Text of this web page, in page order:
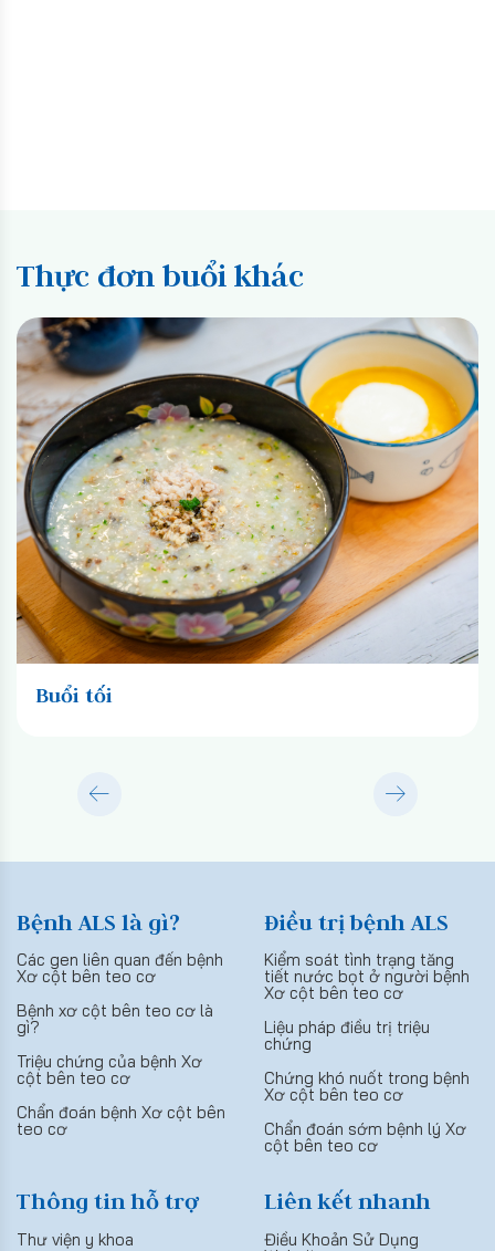
Thực đơn buổi khác
Buổi tối
Bệnh ALS là gì?
Các gen liên quan đến bệnh
Xơ cột bên teo cơ
Bệnh xơ cột bên teo cơ là
gì?
Triệu chứng của bệnh Xơ
cột bên teo cơ
Chẩn đoán bệnh Xơ cột bên
teo cơ
Điều trị bệnh ALS
Kiểm soát tình trạng tăng
tiết nước bọt ở người bệnh
Xơ cột bên teo cơ
Liệu pháp điều trị triệu
chứng
Chứng khó nuốt trong bệnh
Xơ cột bên teo cơ
Chẩn đoán sớm bệnh lý Xơ
cột bên teo cơ
Thông tin hỗ trợ
Thư viện y khoa
Liên kết nhanh
Điều Khoản Sử Dụng